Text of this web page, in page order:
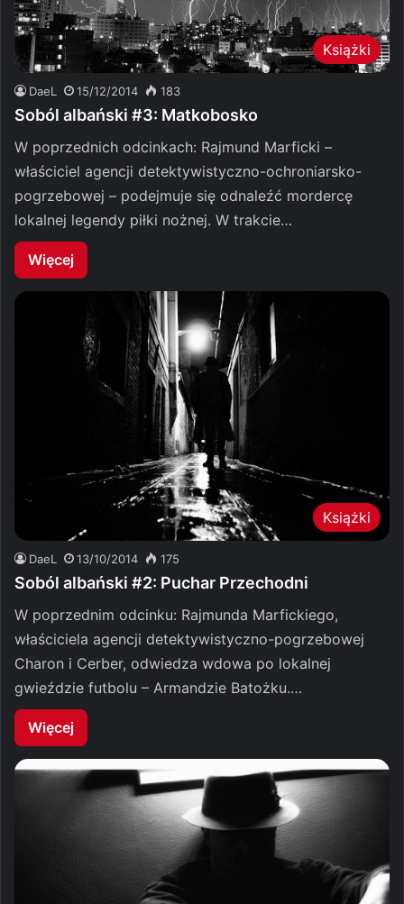
Książki
DaeL 15/12/2014 183
Soból albański #3: Matkobosko
W poprzednich odcinkach: Rajmund Marficki –
właściciel agencji detektywistyczno-ochroniarsko-
pogrzebowej – podejmuje się odnaleźć mordercę
lokalnej legendy piłki nożnej. W trakcie…
Więcej
Książki
DaeL 13/10/2014 175
Soból albański #2: Puchar Przechodni
W poprzednim odcinku: Rajmunda Marfickiego,
właściciela agencji detektywistyczno-pogrzebowej
Charon i Cerber, odwiedza wdowa po lokalnej
gwieździe futbolu – Armandzie Batożku.…
Więcej